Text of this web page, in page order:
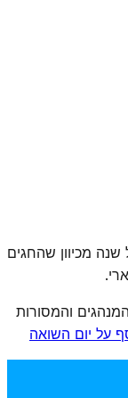
ומסעדות
רבות
נרות נשמה
"אל מלא
הנהיגה
מכיוון שהחגים
והמסורות
על יום השואה